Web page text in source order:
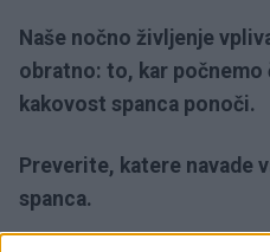
Naše nočno življenje
obratno: to, kar počnemo
kakovost spanca ponoči.
Preverite, katere navade
spanca.